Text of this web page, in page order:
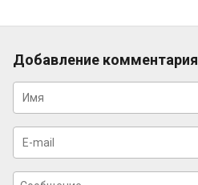
Добавление комментария